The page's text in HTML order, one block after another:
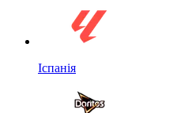
Іспанія